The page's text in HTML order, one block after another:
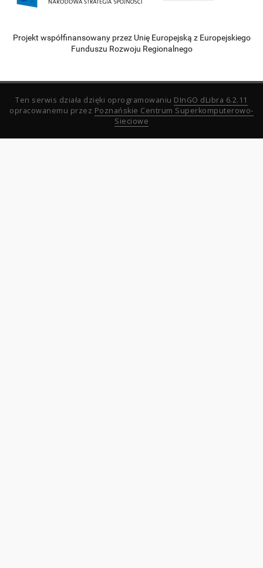
Projekt współfinansowany przez Unię Europejską z Europejskiego
Funduszu Rozwoju Regionalnego
Ten serwis działa dzięki oprogramowaniu DInGO dLibra 6.2.11
opracowanemu przez Poznańskie Centrum Superkomputerowo-
Sieciowe